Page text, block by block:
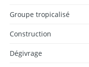
Groupe tropicalisé
Construction
Dégivrage